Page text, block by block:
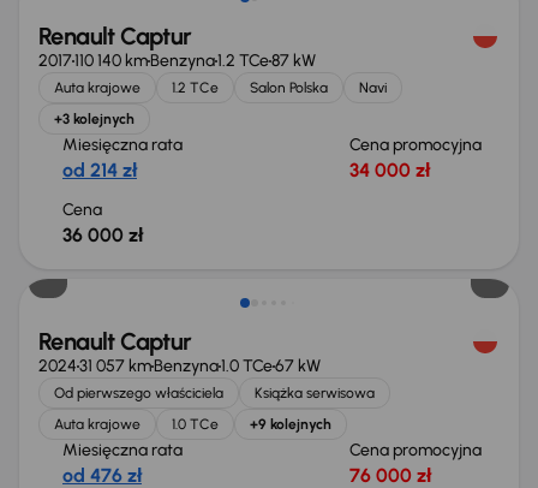
Renault Captur
2017110 140 kmBenzyna1.2 TCe87 kW
Auta krajowe 1.2 TCe Salon Polska
Navi
+3 kolejnych
Miesięczna rata
od 214 zł
Cena promocyjna
34 000 zł
Cena
36 000 zł
Od nowego taniej o 17 999 zł
Renault Captur
202431 057 kmBenzyna1.0 TCe67 kW
Od pierwszego właściciela
Książka serwisowa
Auta krajowe
1.0 TCe +9 kolejnych
Miesięczna rata
od 476 zł
Cena promocyjna
76 000 zł